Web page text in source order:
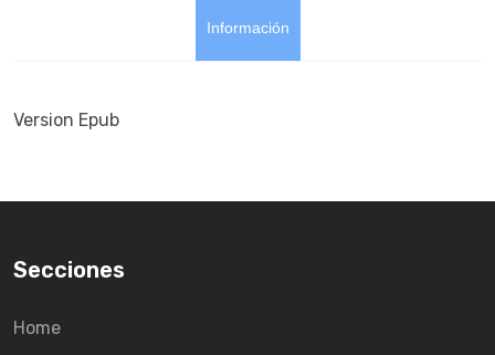
Información
Version Epub
Secciones
Home